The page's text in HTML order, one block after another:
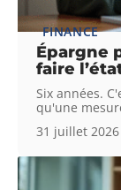
FINANCE
Épargne
faire
Six années.
qu'une
31 juillet 2026